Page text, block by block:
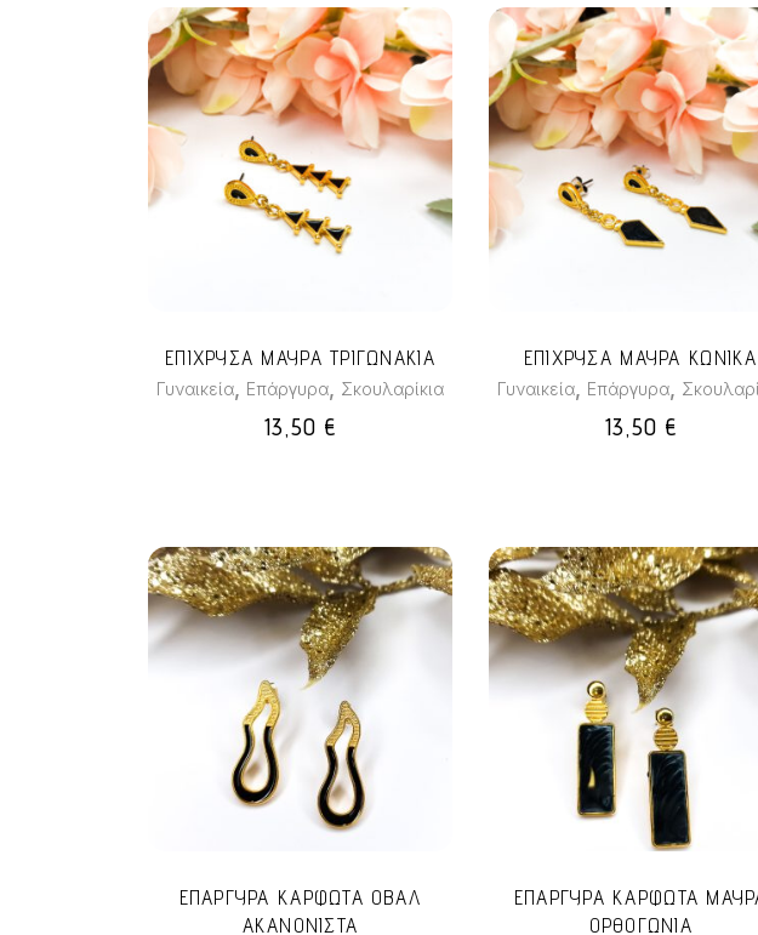
BY
LATEST
ΕΠΙΧΡΥΣΑ ΜΑΥΡΑ ΤΡΙΓΩΝΑΚΙΑ
Γυναικεία, Επάργυρα, Σκουλαρίκια
13,50 €
ΕΠΙΧΡΥΣΑ ΜΑΥΡΑ ΚΩΝΙΚΑ
Γυναικεία, Επάργυρα,
13,50 €
ΕΠΑΡΓΥΡΑ ΚΑΡΦΩΤΑ ΟΒΑΛ
ΑΚΑΝΟΝΙΣΤΑ
ΕΠΑΡΓΥΡΑ ΚΑΡΦΩΤΑ
ΟΡΘΟΓΩΝΙΑ